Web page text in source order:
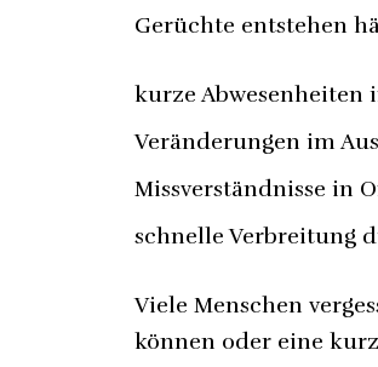
Gerüchte entstehen
kurze Abwesenheiten
Veränderungen im
Missverständnisse in
schnelle Verbreitung
Viele Menschen
können oder eine